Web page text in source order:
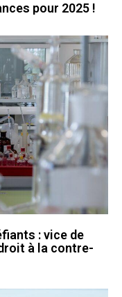
pour 2025 !
: vice de
à la contre-